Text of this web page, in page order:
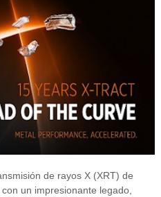
de rayos X (XRT) de
un impresionante legado,